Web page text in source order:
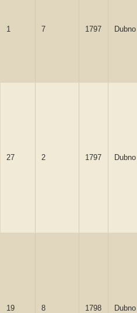
1 7 1797 Dubno
27 2 1797 Dubno
19 8 1798 Dubno